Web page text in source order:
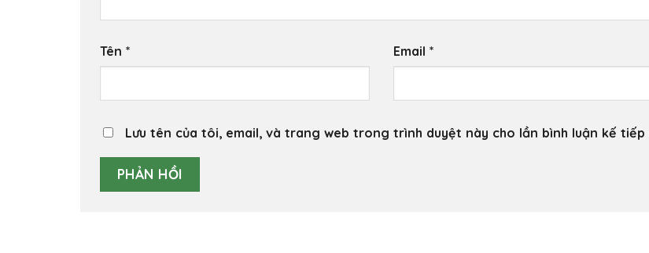
Tên * Email*
Lưu tên của tôi, email, và trang web trong trình duyệt này cho lần bình luận kế tiếp